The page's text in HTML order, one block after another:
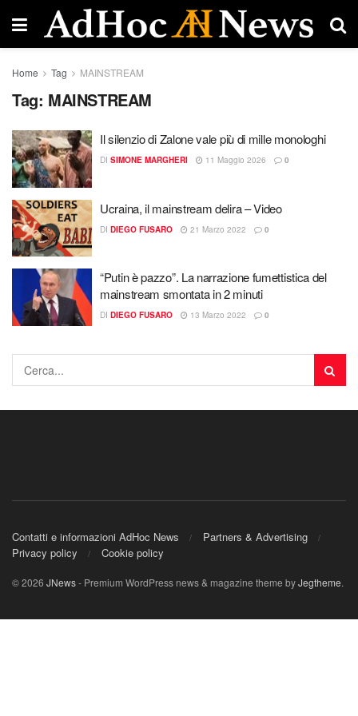
Home Tag MAINSTREAM
Tag: MAINSTREAM
Il silenzio di Zalone vale più di mille monologhi
DI SIMONE MARGHERI 11 Maggio 2026 0
Ucraina, il mainstream delira – Video
DI DIEGO FUSARO 21 Marzo 2022 0
“Putin è pazzo”. La narrazione fumettistica del
mainstream smontata in 2 minuti
DI DIEGO FUSARO 13 Marzo 2022 0
Contatti e informazioni AdHoc News
Partners & Advertising
Privacy policy
Cookie policy
© 2026 JNews- Premium WordPress news & magazine theme byJegtheme.